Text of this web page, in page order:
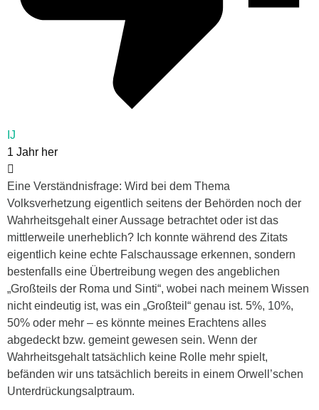
IJ
1 Jahr her
Eine Verständnisfrage: Wird bei dem Thema
Volksverhetzung eigentlich seitens der Behörden noch der
Wahrheitsgehalt einer Aussage betrachtet oder ist das
mittlerweile unerheblich? Ich konnte während des Zitats
eigentlich keine echte Falschaussage erkennen, sondern
bestenfalls eine Übertreibung wegen des angeblichen
„Großteils der Roma und Sinti“, wobei nach meinem Wissen
nicht eindeutig ist, was ein „Großteil“ genau ist. 5%, 10%,
50% oder mehr – es könnte meines Erachtens alles
abgedeckt bzw. gemeint gewesen sein. Wenn der
Wahrheitsgehalt tatsächlich keine Rolle mehr spielt,
befänden wir uns tatsächlich bereits in einem Orwell’schen
Unterdrückungsalptraum.